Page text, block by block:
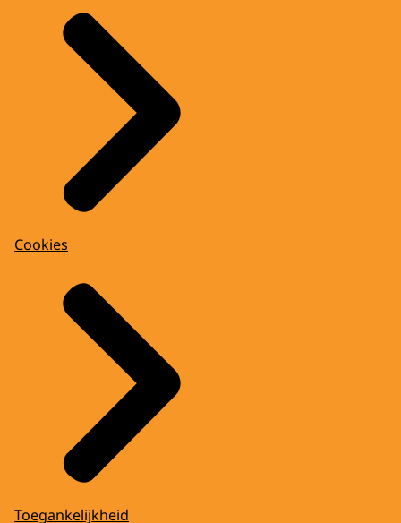
Cookies
Toegankelijkheid